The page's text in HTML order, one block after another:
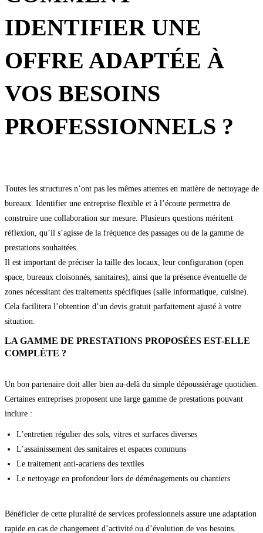
IDENTIFIER UNE
OFFRE ADAPTÉE À
VOS BESOINS
PROFESSIONNELS ?
Toutes les structures n’ont pas les mêmes attentes en matière de nettoyage de
bureaux. Identifier une entreprise flexible et à l’écoute permettra de
construire une collaboration sur mesure. Plusieurs questions méritent
réflexion, qu’il s’agisse de la fréquence des passages ou de la gamme de
prestations souhaitées.
Il est important de préciser la taille des locaux, leur configuration (open
space, bureaux cloisonnés, sanitaires), ainsi que la présence éventuelle de
zones nécessitant des traitements spécifiques (salle informatique, cuisine).
Cela facilitera l’obtention d’un devis gratuit parfaitement ajusté à votre
situation.
LA GAMME DE PRESTATIONS PROPOSÉES EST-ELLE
COMPLÈTE ?
Un bon partenaire doit aller bien au-delà du simple dépoussiérage quotidien.
Certaines entreprises proposent une large gamme de prestations pouvant
inclure :
L’entretien régulier des sols, vitres et surfaces diverses
L’assainissement des sanitaires et espaces communs
Le traitement anti-acariens des textiles
Le nettoyage en profondeur lors de déménagements ou chantiers
Bénéficier de cette pluralité de services professionnels assure une adaptation
rapide en cas de changement d’activité ou d’évolution de vos besoins.